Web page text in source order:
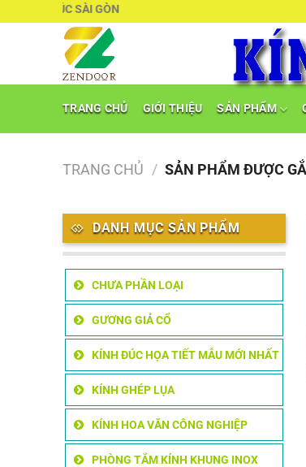
KÍNH ĐÚC SÀI GÒN
TRANG CHỦ GIỚI THIỆU SẢN PHẨM
TRANG CHỦ / SẢN PHẨM ĐƯỢC
DANH MỤC SẢN PHẨM
CHƯA PHẦN LOẠI
GƯƠNG GIẢ CỔ
KÍNH ĐÚC HỌA TIẾT MẪU MỚI NHẤT
KÍNH GHÉP LỤA
KÍNH HOA VĂN CÔNG NGHIỆP
PHÒNG TẮM KÍNH KHUNG INOX